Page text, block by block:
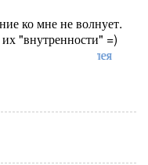
ко мне не волнует.
"внутренности" =)
Лорелея